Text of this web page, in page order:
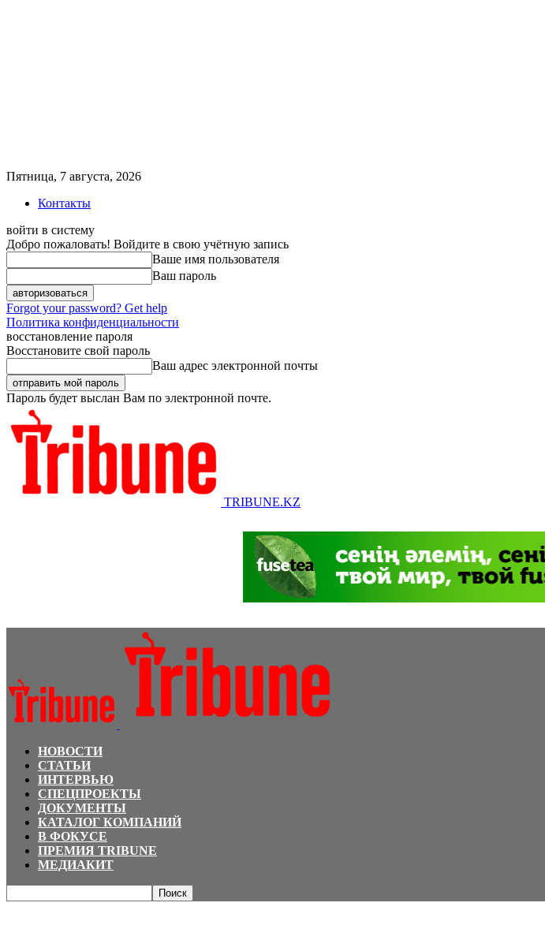
Пятница, 7 августа, 2026
Контакты
войти в систему
Добро пожаловать! Войдите в свою учётную запись
Ваше имя пользователя
Ваш пароль
Forgot your password? Get help
Политика конфиденциальности
восстановление пароля
Восстановите свой пароль
Ваш адрес электронной почты
Пароль будет выслан Вам по электронной почте.
TRIBUNE.KZ
НОВОСТИ
СТАТЬИ
ИНТЕРВЬЮ
СПЕЦПРОЕКТЫ
ДОКУМЕНТЫ
КАТАЛОГ КОМПАНИЙ
В ФОКУСЕ
ПРЕМИЯ TRIBUNE
МЕДИАКИТ